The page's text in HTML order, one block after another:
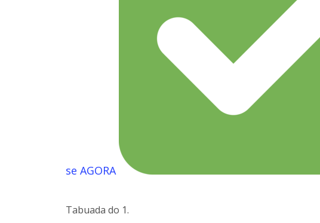
se AGORA
Tabuada do 1.